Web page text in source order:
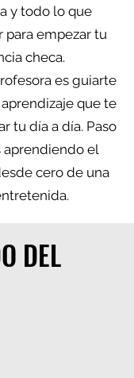
y todo lo que
para empezar tu
checa.
es guiarte
que te
tu día a día. Paso
aprendiendo el
cero de una
DEL